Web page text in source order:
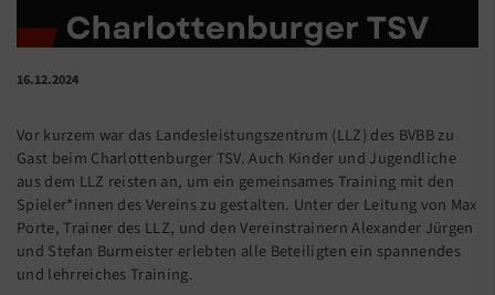
16.12.2024
Vor kurzem war das Landesleistungszentrum (LLZ) des BVBB zu
Gast beim Charlottenburger TSV. Auch Kinder und Jugendliche
aus dem LLZ reisten an, um ein gemeinsames Training mit den
Spieler*innen des Vereins zu gestalten. Unter der Leitung von Max
Porte, Trainer des LLZ, und den Vereinstrainern Alexander Jürgen
und Stefan Burmeister erlebten alle Beteiligten ein spannendes
und lehrreiches Training.